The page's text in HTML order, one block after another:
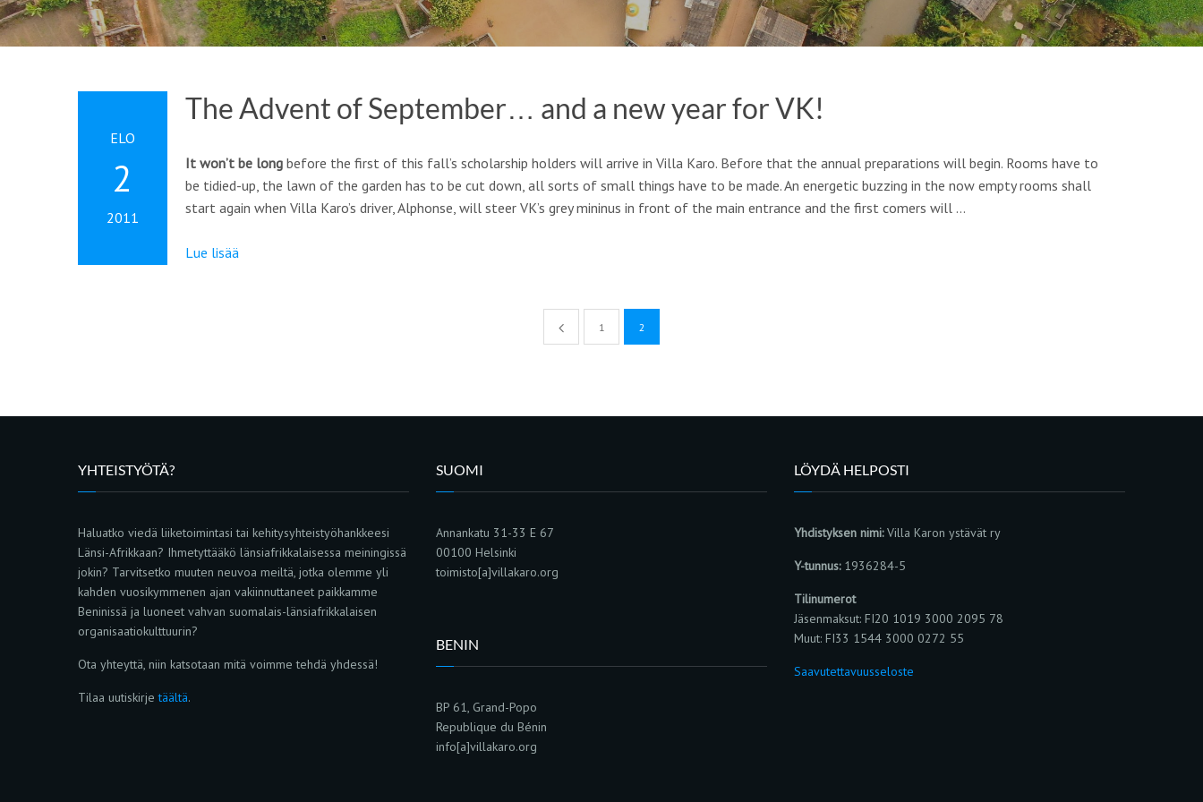
ELO
2
2011
The Advent of September… and a new year for VK!
It won’t be long before the first of this fall’s scholarship holders will arrive in Villa Karo. Before that the annual preparations will begin. Rooms have to
be tidied-up, the lawn of the garden has to be cut down, all sorts of small things have to be made. An energetic buzzing in the now empty rooms shall
start again when Villa Karo’s driver, Alphonse, will steer VK’s grey mininus in front of the main entrance and the first comers will …
Lue lisää
1 2
YHTEISTYÖTÄ?
Haluatko viedä liiketoimintasi tai kehitysyhteistyöhankkeesi
Länsi-Afrikkaan? Ihmetyttääkö länsiafrikkalaisessa meiningissä
jokin? Tarvitsetko muuten neuvoa meiltä, jotka olemme yli
kahden vuosikymmenen ajan vakiinnuttaneet paikkamme
Beninissä ja luoneet vahvan suomalais-länsiafrikkalaisen
organisaatiokulttuurin?
Ota yhteyttä, niin katsotaan mitä voimme tehdä yhdessä!
Tilaa uutiskirjetäältä.
SUOMI
Annankatu 31-33 E 67
00100 Helsinki
toimisto[a]villakaro.org
BENIN
BP 61, Grand-Popo
Republique du Bénin
info[a]villakaro.org
LÖYDÄ HELPOSTI
Yhdistyksen nimi:Villa Karon ystävät ry
Y-tunnus:1936284-5
Tilinumerot
Jäsenmaksut: FI20 1019 3000 2095 78
Muut: FI33 1544 3000 0272 55
Saavutettavuusseloste